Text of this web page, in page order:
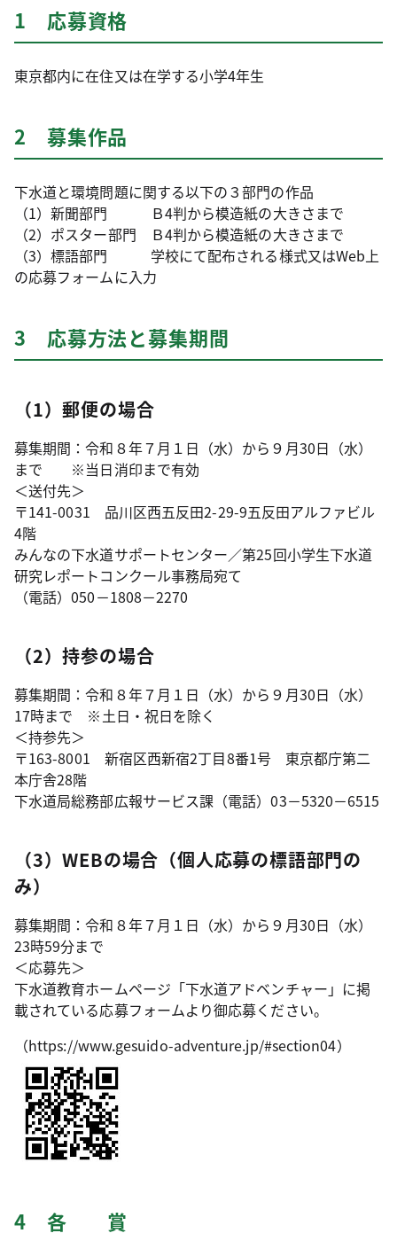
1 応募資格
東京都内に在住又は在学する小学4年生
2 募集作品
下水道と環境問題に関する以下の３部門の作品
（1）新聞部門 Ｂ4判から模造紙の大きさまで
（2）ポスター部門 Ｂ4判から模造紙の大きさまで
（3）標語部門 学校にて配布される様式又はWeb上
の応募フォームに入力
3 応募方法と募集期間
（1）郵便の場合
募集期間：令和８年７月１日（水）から９月30日（水）
まで ※当日消印まで有効
＜送付先＞
〒141-0031 品川区西五反田2-29-9五反田アルファビル
4階
みんなの下水道サポートセンター／第25回小学生下水道
研究レポートコンクール事務局宛て
（電話）050－1808－2270
（2）持参の場合
募集期間：令和８年７月１日（水）から９月30日（水）
17時まで ※土日・祝日を除く
＜持参先＞
〒163-8001 新宿区西新宿2丁目8番1号 東京都庁第二
本庁舎28階
下水道局総務部広報サービス課（電話）03－5320－6515
（3）WEBの場合（個人応募の標語部門の
み）
募集期間：令和８年７月１日（水）から９月30日（水）
23時59分まで
＜応募先＞
下水道教育ホームページ「下水道アドベンチャー」に掲
載されている応募フォームより御応募ください。
（https://www.gesuido-adventure.jp/#section04）
4 各 賞